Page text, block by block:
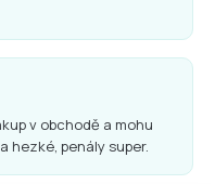
v obchodě a mohu
hezké, penály super.